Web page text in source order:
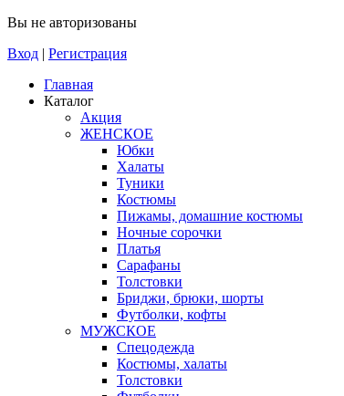
Вы не авторизованы
Вход | Регистрация
Главная
Каталог
Акция
ЖЕНСКОЕ
Юбки
Халаты
Туники
Костюмы
Пижамы, домашние костюмы
Ночные сорочки
Платья
Сарафаны
Толстовки
Бриджи, брюки, шорты
Футболки, кофты
МУЖСКОЕ
Спецодежда
Костюмы, халаты
Толстовки